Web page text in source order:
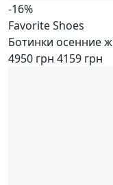
-16%
Favorite Shoes
Ботинки осенние
4950 грн 4159 грн